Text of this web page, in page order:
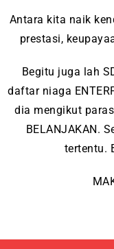
Antara kita naik
prestasi,
Begitu juga lah
daftar niaga
dia mengikut paras
BELANJAKAN.
tertentu.